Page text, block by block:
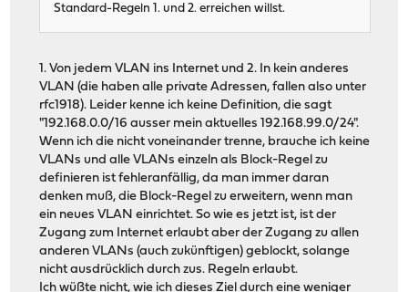
Standard-Regeln 1. und 2. erreichen willst.
1. Von jedem VLAN ins Internet und 2. In kein anderes
VLAN (die haben alle private Adressen, fallen also unter
rfc1918). Leider kenne ich keine Definition, die sagt
"192.168.0.0/16 ausser mein aktuelles 192.168.99.0/24".
Wenn ich die nicht voneinander trenne, brauche ich keine
VLANs und alle VLANs einzeln als Block-Regel zu
definieren ist fehleranfällig, da man immer daran
denken muß, die Block-Regel zu erweitern, wenn man
ein neues VLAN einrichtet. So wie es jetzt ist, ist der
Zugang zum Internet erlaubt aber der Zugang zu allen
anderen VLANs (auch zukünftigen) geblockt, solange
nicht ausdrücklich durch zus. Regeln erlaubt.
Ich wüßte nicht, wie ich dieses Ziel durch eine weniger